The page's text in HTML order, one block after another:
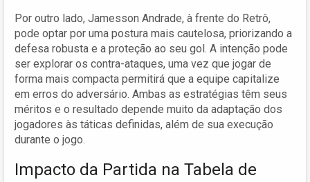
Por outro lado, Jamesson Andrade, à frente do Retrô,
pode optar por uma postura mais cautelosa, priorizando a
defesa robusta e a proteção ao seu gol. A intenção pode
ser explorar os contra-ataques, uma vez que jogar de
forma mais compacta permitirá que a equipe capitalize
em erros do adversário. Ambas as estratégias têm seus
méritos e o resultado depende muito da adaptação dos
jogadores às táticas definidas, além de sua execução
durante o jogo.
Impacto da Partida na Tabela de